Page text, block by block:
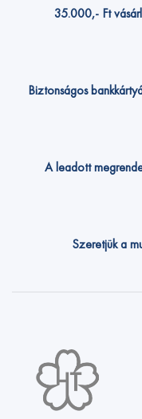
35.000,- Ft
Biztonságos
A leadott
Szeretjük a